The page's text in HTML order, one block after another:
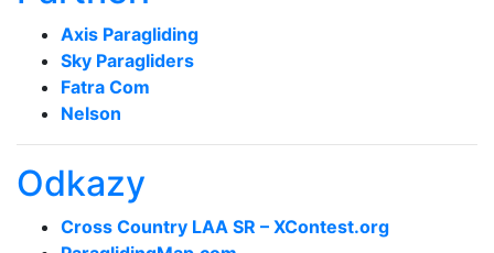
Axis Paragliding
Sky Paragliders
Fatra Com
Nelson
Odkazy
Cross Country LAA SR – XContest.org